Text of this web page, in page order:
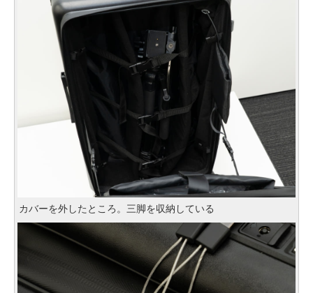
カバーを外したところ。三脚を収納している